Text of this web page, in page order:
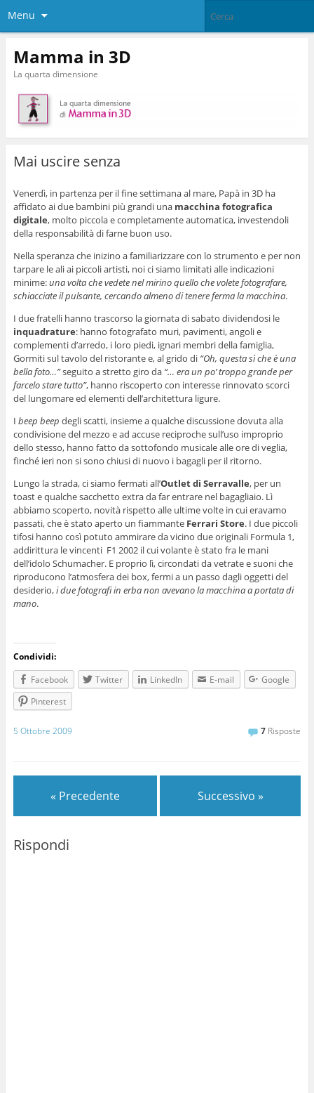
Menu
Mamma in 3D
La quarta dimensione
Mai uscire senza
Venerdì, in partenza per il fine settimana al mare, Papà in 3D ha
affidato ai due bambini più grandi una macchina fotografica
digitale, molto piccola e completamente automatica, investendoli
della responsabilità di farne buon uso.
Nella speranza che inizino a familiarizzare con lo strumento e per non
tarpare le ali ai piccoli artisti, noi ci siamo limitati alle indicazioni
minime:una volta che vedete nel mirino quello che volete fotografare,
schiacciate il pulsante, cercando almeno di tenere ferma la macchina.
I due fratelli hanno trascorso la giornata di sabato dividendosi le
inquadrature: hanno fotografato muri, pavimenti, angoli e
complementi d’arredo, i loro piedi, ignari membri della famiglia,
Gormiti sul tavolo del ristorante e, al grido di “Oh, questa sì che è una
bella foto…”seguito a stretto giro da “… era un po’troppo grande per
farcelo stare tutto”, hanno riscoperto con interesse rinnovato scorci
del lungomare ed elementi dell’architettura ligure.
I beep beep degli scatti, insieme a qualche discussione dovuta alla
condivisione del mezzo e ad accuse reciproche sull’uso improprio
dello stesso, hanno fatto da sottofondo musicale alle ore di veglia,
finché ieri non si sono chiusi di nuovo i bagagli per il ritorno.
Lungo la strada, ci siamo fermati all’Outlet di Serravalle, per un
toast e qualche sacchetto extra da far entrare nel bagagliaio. Lì
abbiamo scoperto, novità rispetto alle ultime volte in cui eravamo
passati, che è stato aperto un fiammante Ferrari Store. I due piccoli
tifosi hanno così potuto ammirare da vicino due originali Formula 1,
addirittura le vincenti F1 2002 il cui volante è stato fra le mani
dell’idolo Schumacher. E proprio lì, circondati da vetrate e suoni che
riproducono l’atmosfera dei box, fermi a un passo dagli oggetti del
desiderio,i due fotografi in erba non avevano la macchina a portata di
mano.
Condividi:
Facebook
Twitter LinkedIn E-mail
Google
Pinterest
5 Ottobre 2009 7 Risposte
« Precedente Successivo »
Rispondi